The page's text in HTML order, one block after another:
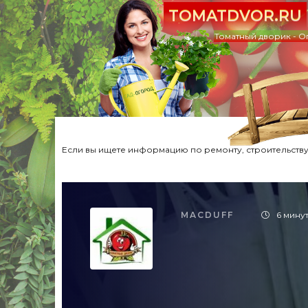
TOMATDVOR.RU
Томатный дворик -
Если вы ищете информацию по ремонту,
MACDUFF 6